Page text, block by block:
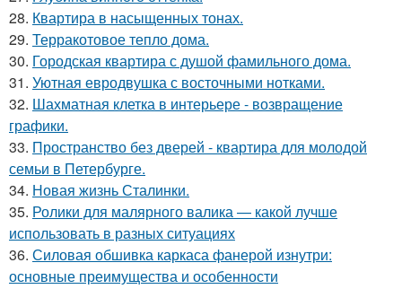
28. Квартира в насыщенных тонах.
29. Терракотовое тепло дома.
30. Городская квартира с душой фамильного дома.
31. Уютная евродвушка с восточными нотками.
32. Шахматная клетка в интерьере - возвращение
графики.
33. Пространство без дверей - квартира для молодой
семьи в Петербурге.
34. Новая жизнь Сталинки.
35. Ролики для малярного валика — какой лучше
использовать в разных ситуациях
36. Силовая обшивка каркаса фанерой изнутри:
основные преимущества и особенности